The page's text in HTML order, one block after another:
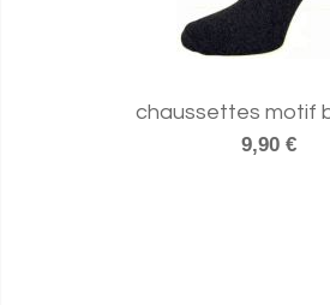
chaussettes motif
9,90 €